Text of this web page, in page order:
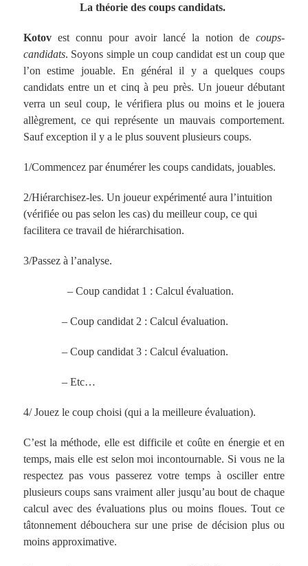
La théorie des coups candidats.
Kotovest connu pour avoir lancé la notion decoups-
candidats. Soyons simple un coup candidat est un coup que
l’on estime jouable. En général il y a quelques coups
candidats entre un et cinq à peu près. Un joueur débutant
verra un seul coup, le vérifiera plus ou moins et le jouera
allègrement, ce qui représente un mauvais comportement.
Sauf exception il y a le plus souvent plusieurs coups.
1/Commencez par énumérer les coups candidats, jouables.
2/Hiérarchisez-les. Un joueur expérimenté aura l’intuition
(vérifiée ou pas selon les cas) du meilleur coup, ce qui
facilitera ce travail de hiérarchisation.
3/Passez à l’analyse.
– Coup candidat 1 : Calcul évaluation.
– Coup candidat 2 : Calcul évaluation.
– Coup candidat 3 : Calcul évaluation.
– Etc…
4/ Jouez le coup choisi (qui a la meilleure évaluation).
C’est la méthode, elle est difficile et coûte en énergie et en
temps, mais elle est selon moi incontournable. Si vous ne la
respectez pas vous passerez votre temps à osciller entre
plusieurs coups sans vraiment aller jusqu’au bout de chaque
calcul avec des évaluations plus ou moins floues. Tout ce
tâtonnement débouchera sur une prise de décision plus ou
moins approximative.